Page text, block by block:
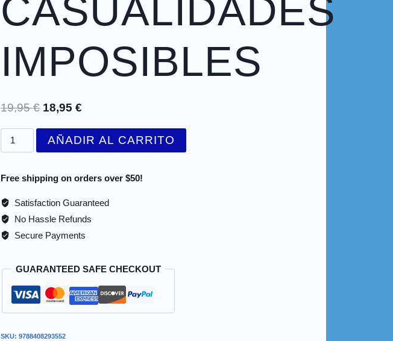
CASUALIDADES
IMPOSIBLES
19,95€ 18,95€
AÑADIR AL CARRITO
Free shipping on orders over $50!
Satisfaction Guaranteed
No Hassle Refunds
Secure Payments
GUARANTEED SAFE CHECKOUT
SKU:9788408293552